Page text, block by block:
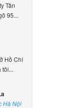
Tân
95...
Hồ Chí
tôi...
Hà Nội